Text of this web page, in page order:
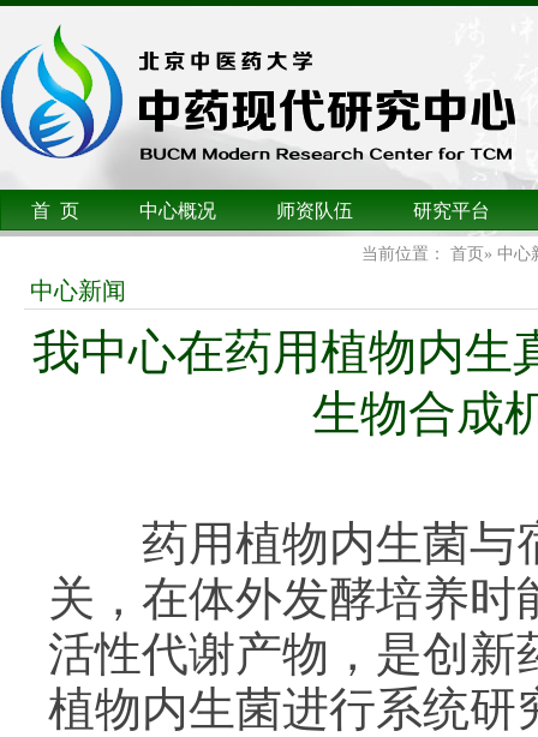
首 页 中心概况 师资队伍 研究平台
当前位置： 首页 » 中心
中心新闻
我中心在药用植物内生
生物合成
药用植物内生菌与
关，在体外发酵培养
活性代谢产物，是创新
植物内生菌进行系统研